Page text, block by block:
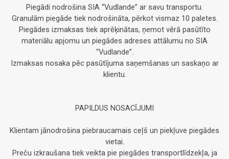
Piegādi nodrošina SIA “Vudlande” ar savu transportu.
Granulām piegāde tiek nodrošināta, pērkot vismaz 10 paletes.
Piegādes izmaksas tiek aprēķinātas, ņemot vērā pasūtīto
materiālu apjomu un piegādes adreses attālumu no SIA
“Vudlande”.
Izmaksas nosaka pēc pasūtījuma saņemšanas un saskaņo ar
klientu.
PAPILDUS NOSACĪJUMI
Klientam jānodrošina piebraucamais ceļš un piekļuve piegādes
vietai.
Preču izkraušana tiek veikta pie piegādes transportlīdzekļa, ja